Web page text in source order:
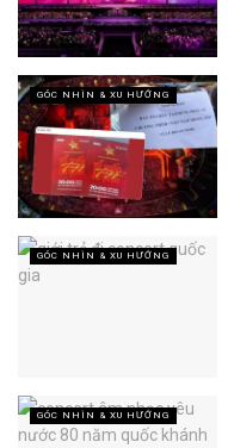
GÓC NHÌN & XU HƯỚNG
GÓC NHÌN & XU HƯỚNG
GÓC NHÌN & XU HƯỚNG